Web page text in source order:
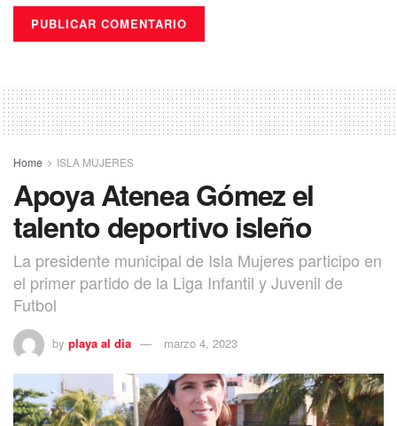
Home ISLA MUJERES
Apoya Atenea Gómez el
talento deportivo isleño
La presidente municipal de Isla Mujeres participo en
el primer partido de la Liga Infantil y Juvenil de
Futbol
by playa al dia marzo 4, 2023